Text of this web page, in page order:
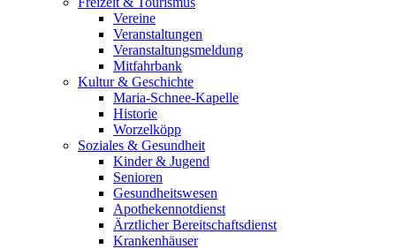
Vereine
Veranstaltungen
Veranstaltungsmeldung
Mitfahrbank
Kultur & Geschichte
Maria-Schnee-Kapelle
Historie
Worzelköpp
Soziales & Gesundheit
Kinder & Jugend
Senioren
Gesundheitswesen
Apothekennotdienst
Ärztlicher Bereitschaftsdienst
Krankenhäuser